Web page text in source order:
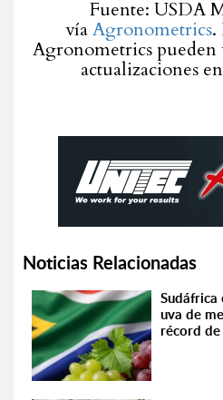
Fuente: USDA
víaAgronometrics.
Agronometrics pueden
actualizaciones
Noticias Relacionadas
uva de
récord